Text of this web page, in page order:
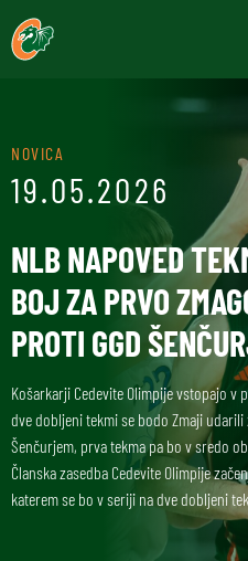
NOVICA
19.05.2026
NLB NAPOVED
BOJ ZA PRVO
PROTI GGD
Košarkarji Cedevite Olimpije vstopajo
dve dobljeni tekmi se bodo Zmaji
Šenčurjem, prva tekma pa bo v sredo
Članska zasedba Cedevite Olimpije
katerem se bo v seriji na dve dobljeni